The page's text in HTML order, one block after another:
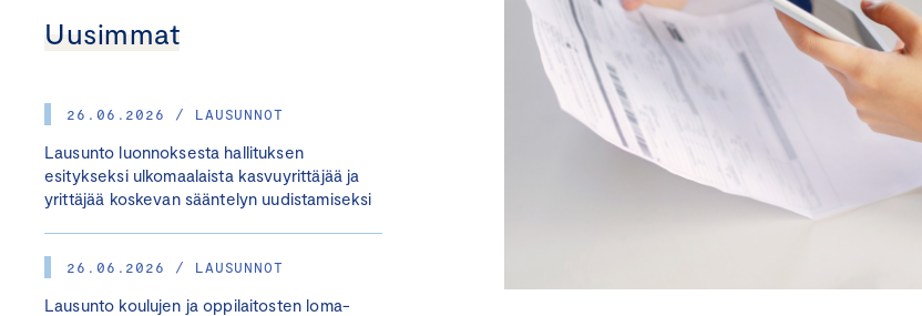
Uusimmat
26.06.2026 / LAUSUNNOT
Lausunto luonnoksesta hallituksen
esitykseksi ulkomaalaista kasvuyrittäjää ja
yrittäjää koskevan sääntelyn uudistamiseksi
26.06.2026 / LAUSUNNOT
Lausunto koulujen ja oppilaitosten loma-